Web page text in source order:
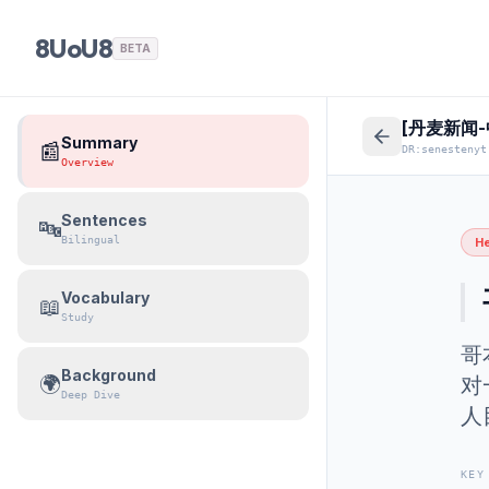
8UoU8 BETA
📰Summary
Overview
🔤Sentences
Bilingual
📖Vocabulary
Study
🌍Background
Deep Dive
[丹麦新闻
DR:senestenyt
哥
对